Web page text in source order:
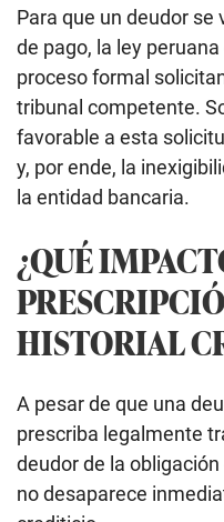
Para que un deudor se
de pago, la ley
proceso formal
tribunal competente.
favorable a esta
y, por ende, la
la entidad bancaria.
¿QUÉ
HISTORIAL
A pesar de que una
prescriba legalmente
deudor de la
no desaparece